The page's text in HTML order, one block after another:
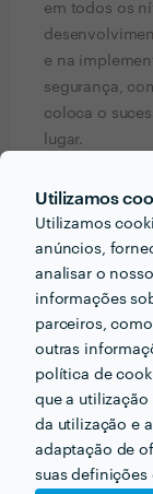
Utilizamos
Utilizamos
anúncios,
analisar o
informações
parceiros,
outras
política de
que a
da utilização e
adaptação de
suas definições
em todos os
e na
segurança,
coloca o
lugar.
resultados
colaborativas.
otimizar as
Cogniwave
cenário
Pedir
Verificar